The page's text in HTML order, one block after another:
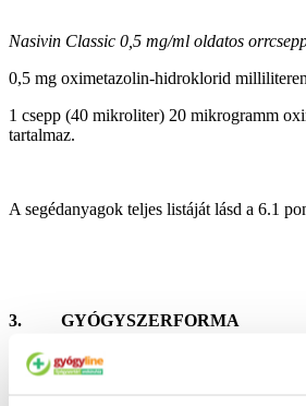
Nasivin Classic 0,5 mg/ml oldatos
0,5 mg oximetazolin-hidroklorid
1 csepp (40 mikroliter) 20 mikrogramm
tartalmaz.
A segédanyagok teljes listáját lásd a 6.1
3. GYÓGYSZERFORMA
Oldatos orrcsepp.